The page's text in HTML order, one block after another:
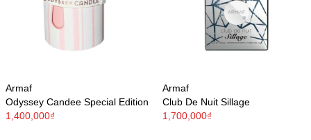
Armaf
Odyssey Candee Special Edition
1,400,000₫
Armaf
Club De Nuit Sillage
1,700,000₫